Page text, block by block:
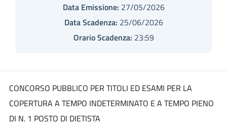
Data Emissione: 27/05/2026
Data Scadenza: 25/06/2026
Orario Scadenza: 23:59
CONCORSO PUBBLICO PER TITOLI ED ESAMI PER LA
COPERTURA A TEMPO INDETERMINATO E A TEMPO PIENO
DI N. 1 POSTO DI DIETISTA